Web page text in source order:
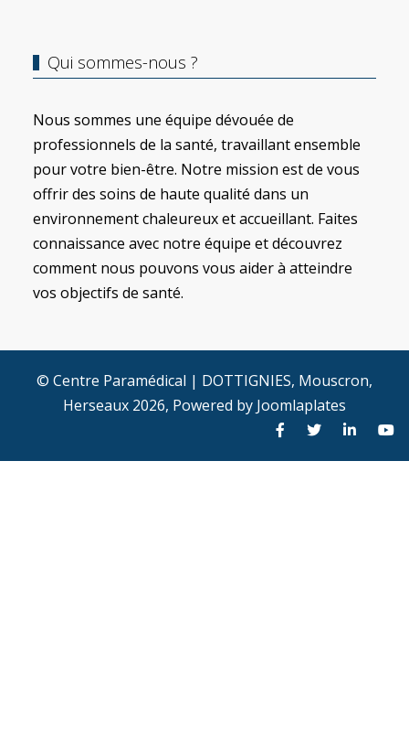
Qui sommes-nous ?
Nous sommes une équipe dévouée de
professionnels de la santé, travaillant ensemble
pour votre bien-être. Notre mission est de vous
offrir des soins de haute qualité dans un
environnement chaleureux et accueillant. Faites
connaissance avec notre équipe et découvrez
comment nous pouvons vous aider à atteindre
vos objectifs de santé.
© Centre Paramédical | DOTTIGNIES, Mouscron,
Herseaux 2026, Powered by Joomlaplates